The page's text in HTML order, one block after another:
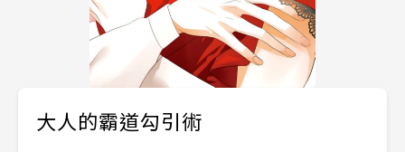
大人的霸道勾引術